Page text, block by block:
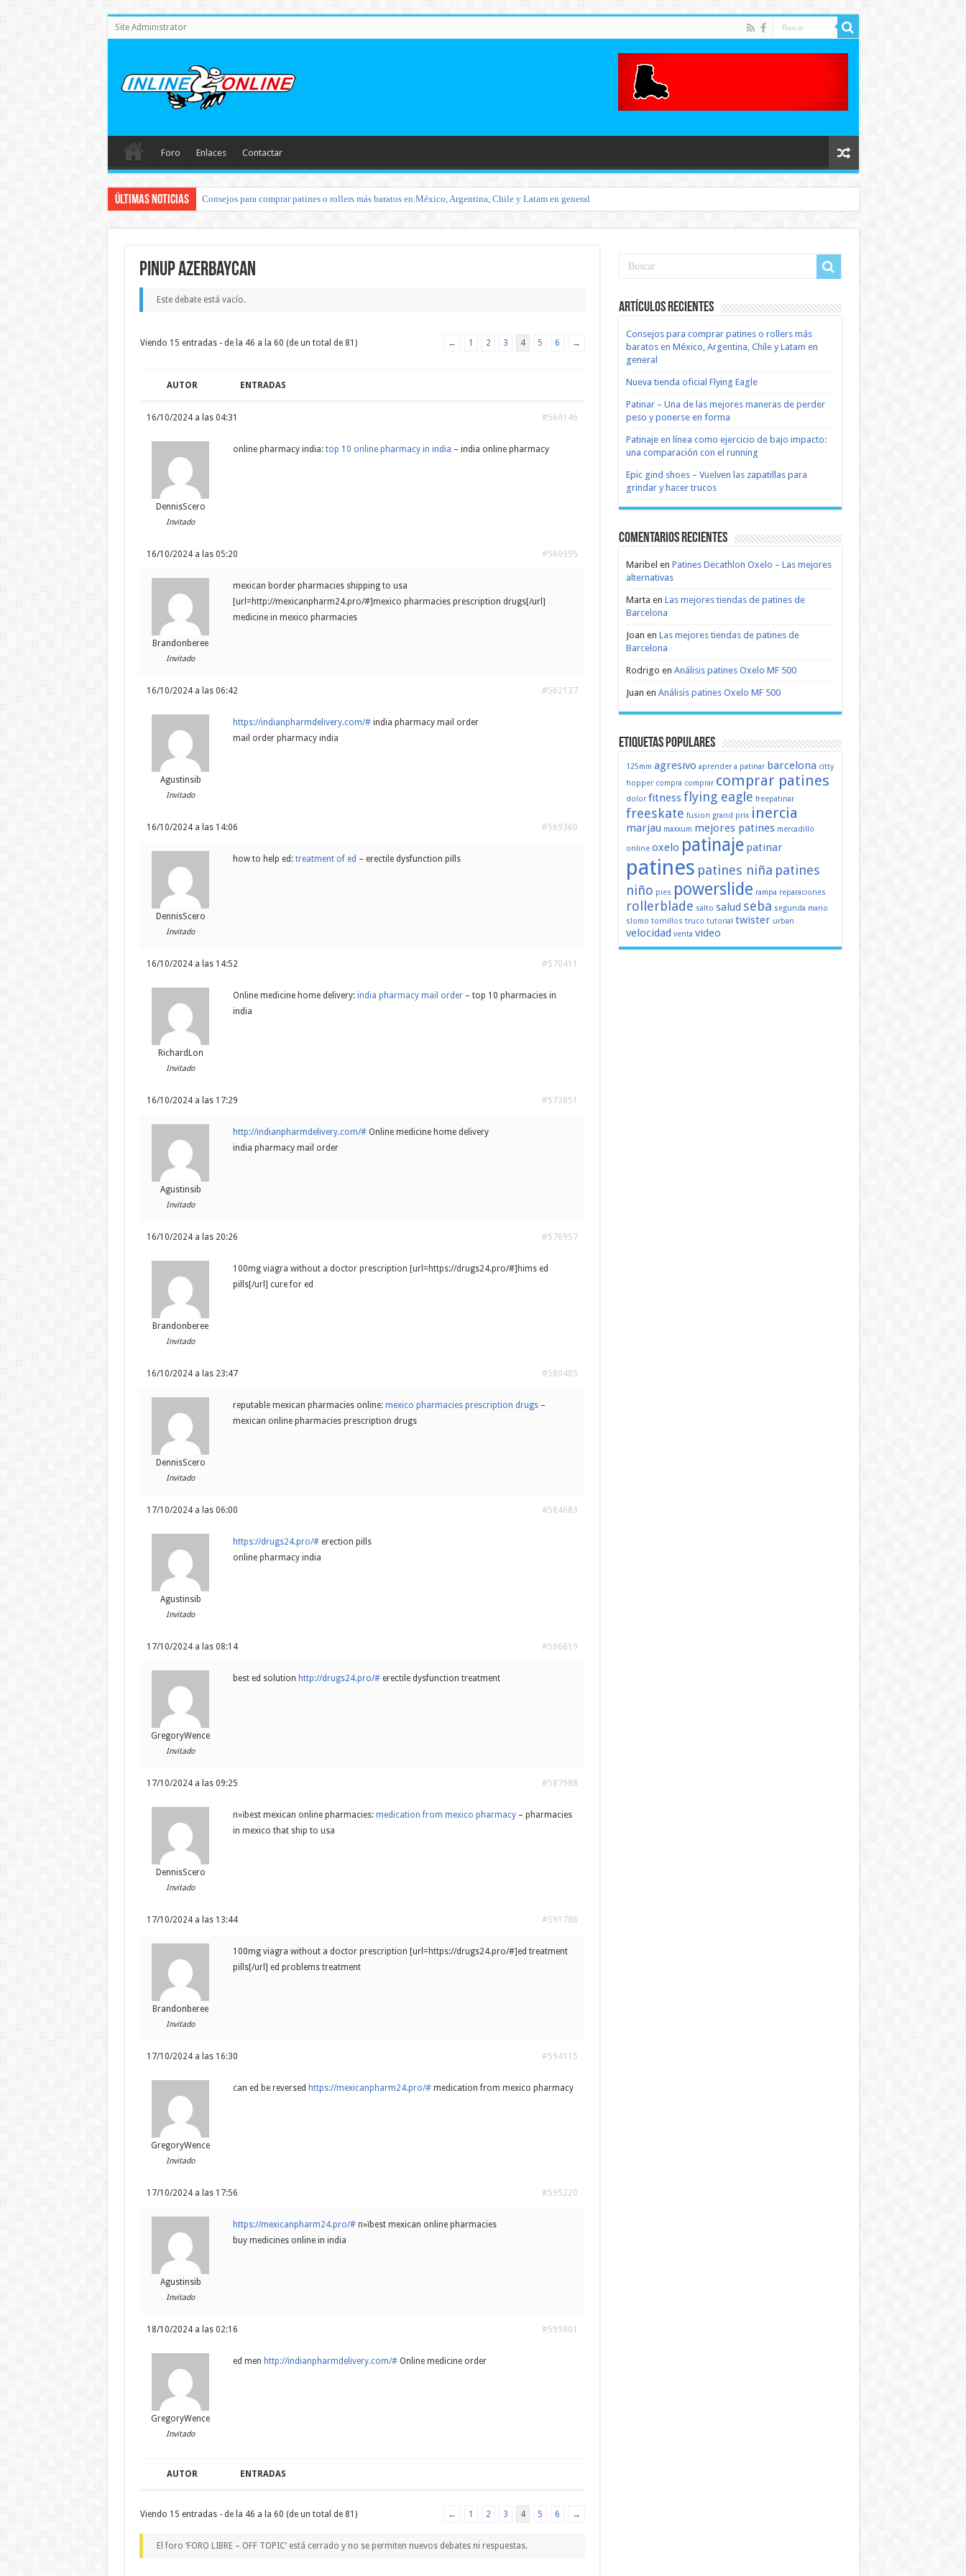
Site Administrator
Foro Enlaces Contactar
Últimas noticias Consejos para comprar patines o rollers más baratos en México, Argentina, Chile y Latam en general
pinup azerbaycan
Este debate está vacío.
Viendo 15 entradas - de la 46 a la 60 (de un total de 81) ← 1 2 3 4 5 6 →
AUTOR ENTRADAS
16/10/2024 a las 04:31 #560146
DennisScero
Invitado
online pharmacy india: top 10 online pharmacy in india – india online pharmacy
16/10/2024 a las 05:20 #560995
Brandonberee
Invitado
mexican border pharmacies shipping to usa
[url=http://mexicanpharm24.pro/#]mexico pharmacies prescription drugs[/url]
medicine in mexico pharmacies
16/10/2024 a las 06:42 #562137
Agustinsib
Invitado
https://indianpharmdelivery.com/#india pharmacy mail order
mail order pharmacy india
16/10/2024 a las 14:06 #569360
DennisScero
Invitado
how to help ed: treatment of ed – erectile dysfunction pills
16/10/2024 a las 14:52 #570411
RichardLon
Invitado
Online medicine home delivery: india pharmacy mail order– top 10 pharmacies in
india
16/10/2024 a las 17:29 #573851
Agustinsib
Invitado
http://indianpharmdelivery.com/#Online medicine home delivery
india pharmacy mail order
16/10/2024 a las 20:26 #576957
Brandonberee
Invitado
100mg viagra without a doctor prescription [url=https://drugs24.pro/#]hims ed
pills[/url] cure for ed
16/10/2024 a las 23:47 #580405
DennisScero
Invitado
reputable mexican pharmacies online: mexico pharmacies prescription drugs–
mexican online pharmacies prescription drugs
17/10/2024 a las 06:00 #584683
Agustinsib
Invitado
https://drugs24.pro/#erection pills
online pharmacy india
17/10/2024 a las 08:14 #586819
GregoryWence
Invitado
best ed solution http://drugs24.pro/#erectile dysfunction treatment
17/10/2024 a las 09:25 #587988
DennisScero
Invitado
п»їbest mexican online pharmacies: medication from mexico pharmacy– pharmacies
in mexico that ship to usa
17/10/2024 a las 13:44 #591786
Brandonberee
Invitado
100mg viagra without a doctor prescription [url=https://drugs24.pro/#]ed treatment
pills[/url] ed problems treatment
17/10/2024 a las 16:30 #594115
GregoryWence
Invitado
can ed be reversed https://mexicanpharm24.pro/#medication from mexico pharmacy
17/10/2024 a las 17:56 #595220
Agustinsib
Invitado
https://mexicanpharm24.pro/#п»їbest mexican online pharmacies
buy medicines online in india
18/10/2024 a las 02:16 #599801
GregoryWence
Invitado
ed men http://indianpharmdelivery.com/#Online medicine order
AUTOR ENTRADAS
Viendo 15 entradas - de la 46 a la 60 (de un total de 81) ← 1 2 3 4 5 6 →
El foro ‘FORO LIBRE – OFF TOPIC’ está cerrado y no se permiten nuevos debates ni respuestas.
Artículos recientes
Consejos para comprar patines o rollers más
baratos en México, Argentina, Chile y Latam en
general
Nueva tienda oficial Flying Eagle
Patinar – Una de las mejores maneras de perder
peso y ponerse en forma
Patinaje en línea como ejercicio de bajo impacto:
una comparación con el running
Epic gind shoes – Vuelven las zapatillas para
grindar y hacer trucos
Comentarios recientes
Maribel en Patines Decathlon Oxelo – Las mejores
alternativas
Marta en Las mejores tiendas de patines de
Barcelona
Joan en Las mejores tiendas de patines de
Barcelona
Rodrigo en Análisis patines Oxelo MF 500
Juan en Análisis patines Oxelo MF 500
Etiquetas populares
125mm agresivo aprender a patinar barcelona citty
hopper compra comprar comprar patines
dolor fitnessflying eagle freepatinar
freeskate fusion grand prix inercia
marjau maxxum mejores patines mercadillo
online oxelo patinaje patinar
patines patines niña patines
niño pies powerslide rampa reparaciones
rollerblade salto salud seba segunda mano
slomo tornillos truco tutorial twister urban
velocidad venta video